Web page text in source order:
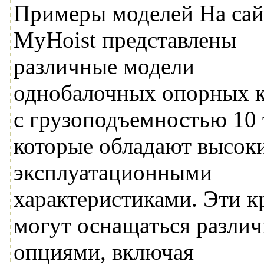
Примеры моделей На
MyHoist представлены
различные модели
однобалочных опорных
с грузоподъемностью 10
которые обладают
эксплуатационными
характеристиками. Эти
могут оснащаться
опциями, включая